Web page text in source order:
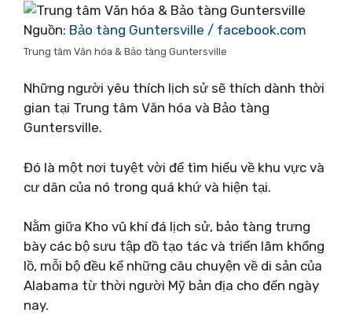
Nguồn: Bảo tàng Guntersville / facebook.com
Trung tâm Văn hóa & Bảo tàng Guntersville
Những người yêu thích lịch sử sẽ thích dành thời
gian tại Trung tâm Văn hóa và Bảo tàng
Guntersville.
Đó là một nơi tuyệt vời để tìm hiểu về khu vực và
cư dân của nó trong quá khứ và hiện tại.
Nằm giữa Kho vũ khí đá lịch sử, bảo tàng trưng
bày các bộ sưu tập đồ tạo tác và triển lãm khổng
lồ, mỗi bộ đều kể những câu chuyện về di sản của
Alabama từ thời người Mỹ bản địa cho đến ngày
nay.